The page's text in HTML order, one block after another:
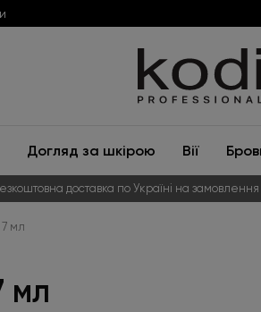
Догляд за шкірою Вії
доставка по Україні на замовлення
мл
мл